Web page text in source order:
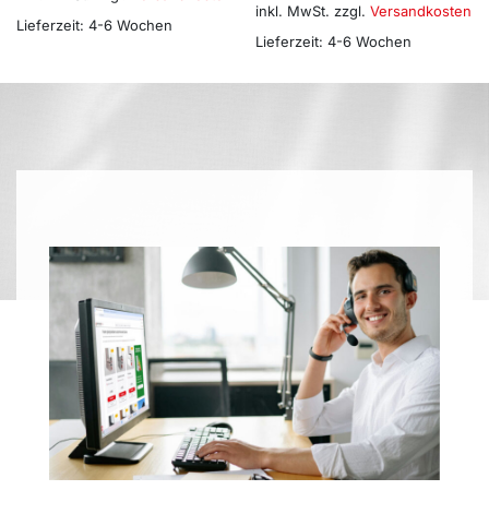
Lieferzeit: 4-6 Wochen
inkl. MwSt. zzgl. Versandkosten
Lieferzeit: 4-6 Wochen